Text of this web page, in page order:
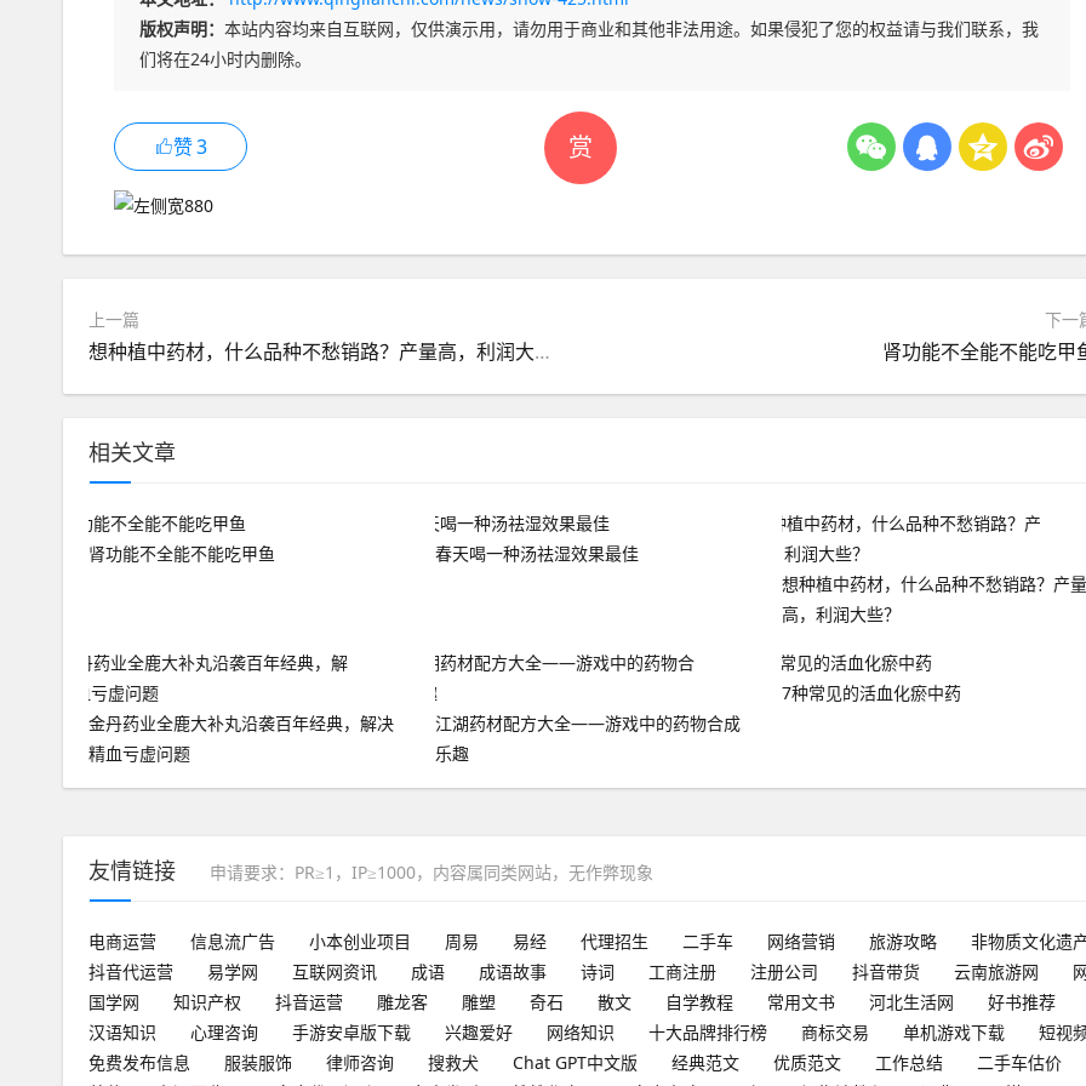
赏
版权声明： 本站内容均来自互联网，仅供演示用，请勿用于商业和其他非法用途。如果侵犯了您的权益请与我们联系，我
们将在24小时内删除。
赞3
上一篇
想种植中药材，什么品种不愁销路？产量高，利润大些？
下一
肾功能不全能不能吃甲
相关文章
肾功能不全能不能吃甲鱼
春天喝一种汤祛湿效果最佳
想种植中药材，什么品种不愁销路？产量
高，利润大些？
金丹药业全鹿大补丸沿袭百年经典，解决
精血亏虚问题
江湖药材配方大全——游戏中的药物合成
乐趣
7种常见的活血化瘀中药
友情链接 申请要求：PR≥1，IP≥1000，内容属同类网站，无作弊现象
电商运营 信息流广告 小本创业项目 周易 易经 代理招生 二手车 网络营销 旅游攻略
非物质文化遗
抖音代运营
易学网 互联网资讯 成语 成语故事 诗词 工商注册 注册公司 抖音带货 云南旅游网
国学网
知识产权 抖音运营 雕龙客 雕塑 奇石 散文 自学教程 常用文书 河北生活网
好书推荐
汉语知识
心理咨询 手游安卓版下载 兴趣爱好 网络知识 十大品牌排行榜 商标交易 单机游戏下载
短视
免费发布信息
服装服饰 律师咨询 搜救犬 Chat GPT中文版 经典范文 优质范文 工作总结
二手车估价